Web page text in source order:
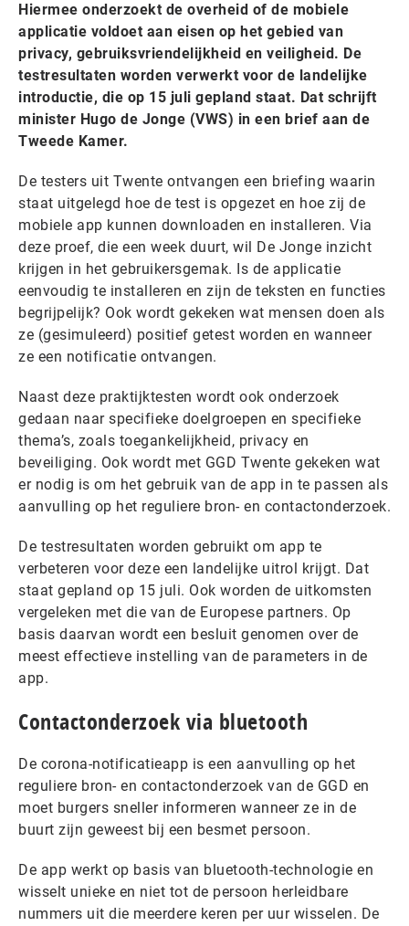
Hiermee onderzoekt de overheid of de mobiele
applicatie voldoet aan eisen op het gebied van
privacy, gebruiksvriendelijkheid en veiligheid. De
testresultaten worden verwerkt voor de landelijke
introductie, die op 15 juli gepland staat. Dat schrijft
minister Hugo de Jonge (VWS) in een brief aan de
Tweede Kamer.
De testers uit Twente ontvangen een briefing waarin
staat uitgelegd hoe de test is opgezet en hoe zij de
mobiele app kunnen downloaden en installeren. Via
deze proef, die een week duurt, wil De Jonge inzicht
krijgen in het gebruikersgemak. Is de applicatie
eenvoudig te installeren en zijn de teksten en functies
begrijpelijk? Ook wordt gekeken wat mensen doen als
ze (gesimuleerd) positief getest worden en wanneer
ze een notificatie ontvangen.
Naast deze praktijktesten wordt ook onderzoek
gedaan naar specifieke doelgroepen en specifieke
thema’s, zoals toegankelijkheid, privacy en
beveiliging. Ook wordt met GGD Twente gekeken wat
er nodig is om het gebruik van de app in te passen als
aanvulling op het reguliere bron- en contactonderzoek.
De testresultaten worden gebruikt om app te
verbeteren voor deze een landelijke uitrol krijgt. Dat
staat gepland op 15 juli. Ook worden de uitkomsten
vergeleken met die van de Europese partners. Op
basis daarvan wordt een besluit genomen over de
meest effectieve instelling van de parameters in de
app.
Contactonderzoek via bluetooth
De corona-notificatieapp is een aanvulling op het
reguliere bron- en contactonderzoek van de GGD en
moet burgers sneller informeren wanneer ze in de
buurt zijn geweest bij een besmet persoon.
De app werkt op basis van bluetooth-technologie en
wisselt unieke en niet tot de persoon herleidbare
nummers uit die meerdere keren per uur wisselen. De